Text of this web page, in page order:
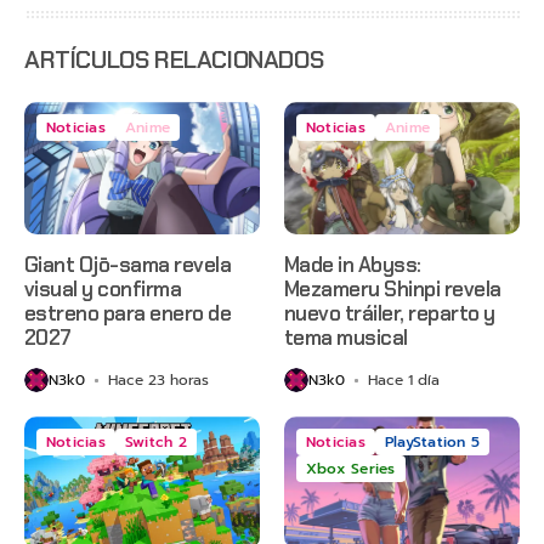
ARTÍCULOS RELACIONADOS
Noticias Anime
Giant Ojō-sama revela
visual y confirma
estreno para enero de
2027
N3k0 Hace 23 horas
Noticias Anime
Made in Abyss:
Mezameru Shinpi revela
nuevo tráiler, reparto y
tema musical
N3k0 Hace 1 día
Noticias Switch 2 Noticias
PlayStation 5
Xbox Series